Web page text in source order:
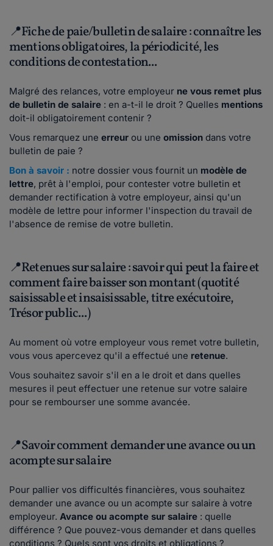
📍Fiche de paie/bulletin de salaire : connaître les
mentions obligatoires, la périodicité, les
conditions de contestation...
Malgré des relances, votre employeur ne vous remet plus
de bulletin de salaire : en a-t-il le droit ? Quelles mentions
doit-il obligatoirement contenir ?
Vous remarquez une erreur ou une omission dans votre
bulletin de paie ?
Bon à savoir : notre dossier vous fournit un modèle de
lettre, prêt à l'emploi, pour contester votre bulletin et
demander rectification à votre employeur, ainsi qu'un
modèle de lettre pour informer l'inspection du travail de
l'absence de remise de votre bulletin.
📍Retenues sur salaire : savoir qui peut la faire et
comment faire baisser son montant (quotité
saisissable et insaisissable, titre exécutoire,
Trésor public...)
Au moment où votre employeur vous remet votre bulletin,
vous vous apercevez qu'il a effectué une retenue.
Vous souhaitez savoir s'il en a le droit et dans quelles
mesures il peut effectuer une retenue sur votre salaire
pour se rembourser une somme avancée.
📍Savoir comment demander une avance ou un
acompte sur salaire
Pour pallier vos difficultés financières, vous souhaitez
demander une avance ou un acompte sur salaire à votre
employeur. Avance ou acompte sur salaire : quelle
différence ? Que pouvez-vous demander et dans quelles
conditions ? Quels sont vos droits et obligations ?